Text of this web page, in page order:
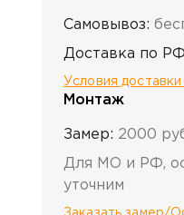
Самовывоз:
Доставка по
Условия
Монтаж
Замер: 2000
Для МО и РФ,
уточним